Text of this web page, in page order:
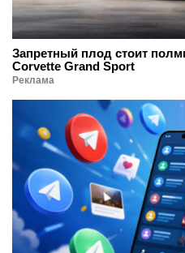
Запретный плод стоит
Corvette Grand Sport
Реклама